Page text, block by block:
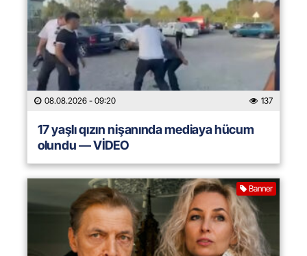
08.08.2026 - 09:20 137
17 yaşlı qızın nişanında mediaya hücum
olundu — VİDEO
Banner